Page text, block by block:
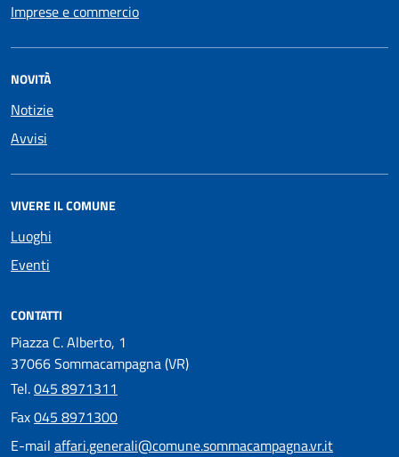
Imprese e commercio
NOVITÀ
Notizie
Avvisi
VIVERE IL COMUNE
Luoghi
Eventi
CONTATTI
Piazza C. Alberto, 1
37066 Sommacampagna (VR)
Tel.045 8971311
Fax045 8971300
E-mail affari.generali@comune.sommacampagna.vr.it